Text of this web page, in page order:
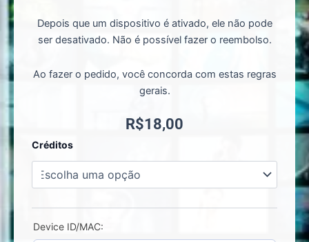
Depois que um dispositivo é ativado, ele não pode
ser desativado. Não é possível fazer o reembolso.
Ao fazer o pedido, você concorda com estas regras
gerais.
R$18,00
Créditos
Device ID/MAC:
AI
Ativar
quantidade